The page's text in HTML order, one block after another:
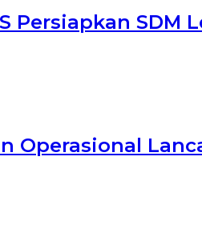
SDM
Operasional